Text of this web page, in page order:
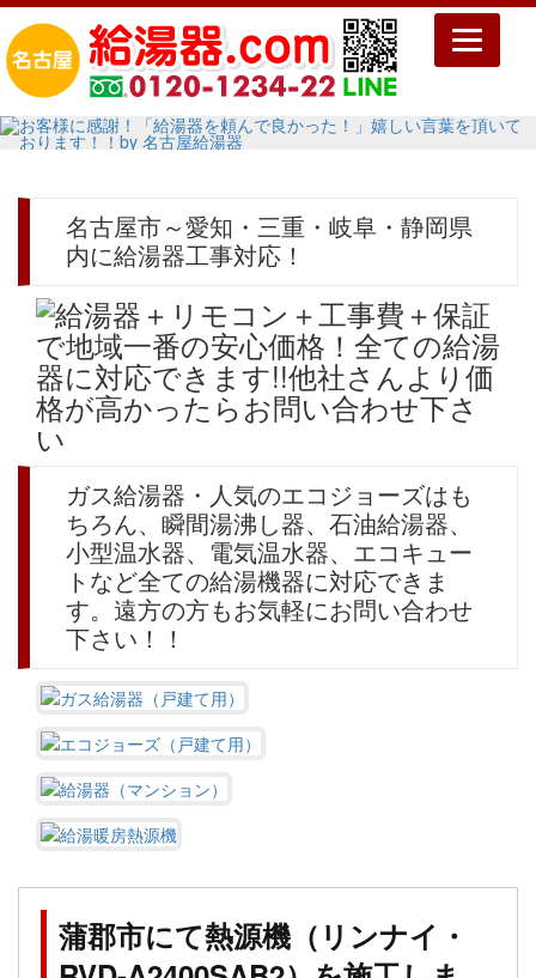
Toggle
名古屋市～愛知・三重・岐阜・静岡県
内に給湯器工事対応！
ガス給湯器・人気のエコジョーズはも
ちろん、瞬間湯沸し器、石油給湯器、
小型温水器、電気温水器、エコキュー
トなど全ての給湯機器に対応できま
す。遠方の方もお気軽にお問い合わせ
下さい！！
蒲郡市にて熱源機（リンナイ・